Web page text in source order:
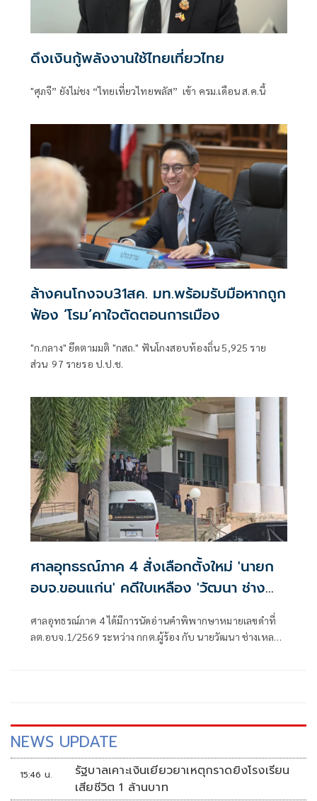
ดึงเงินกู้พลังงานใช้ไทยเที่ยวไทย
"ศุภจี” ยังไม่ชง “ไทยเที่ยวไทยพลัส” เข้า ครม.เดือน ส.ค.นี้
ล้างคนโกงจบ31สค. มท.พร้อมรับมือหากถูก
ฟ้อง ‘โรม’คาใจตัดตอนการเมือง
"ก.กลาง" ยึดตามมติ "กสถ." ฟันโกงสอบท้องถิ่น 5,925 ราย
ส่วน 97 รายรอ ป.ป.ช.
ศาลอุทธรณ์ภาค 4 สั่งเลือกตั้งใหม่ 'นายก
อบจ.ขอนแก่น' คดีใบเหลือง 'วัฒนา ช่าง
ศาลอุทธรณ์ภาค 4 ได้มีการนัดอ่านคำพิพากษาหมายเลขดำที่
ลต.อบจ.1/2569 ระหว่าง กกต.ผู้ร้อง กับ นายวัฒนา ช่างเหลา
NEWS UPDATE
15:46 น.
รัฐบาลเคาะเงินเยียวยาเหตุกราดยิงโรงเรียน
เสียชีวิต 1 ล้านบาท